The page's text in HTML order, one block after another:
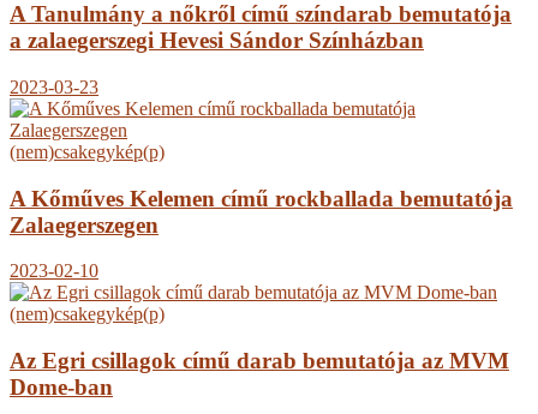
A Tanulmány a nőkről című színdarab bemutatója
a zalaegerszegi Hevesi Sándor Színházban
2023-03-23
(nem)csakegykép(p)
A Kőműves Kelemen című rockballada bemutatója
Zalaegerszegen
2023-02-10
(nem)csakegykép(p)
Az Egri csillagok című darab bemutatója az MVM
Dome-ban